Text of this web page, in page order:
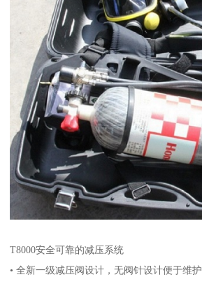
T8000安全可靠的减压系统
• 全新一级减压阀设计，无阀针设计便于维护